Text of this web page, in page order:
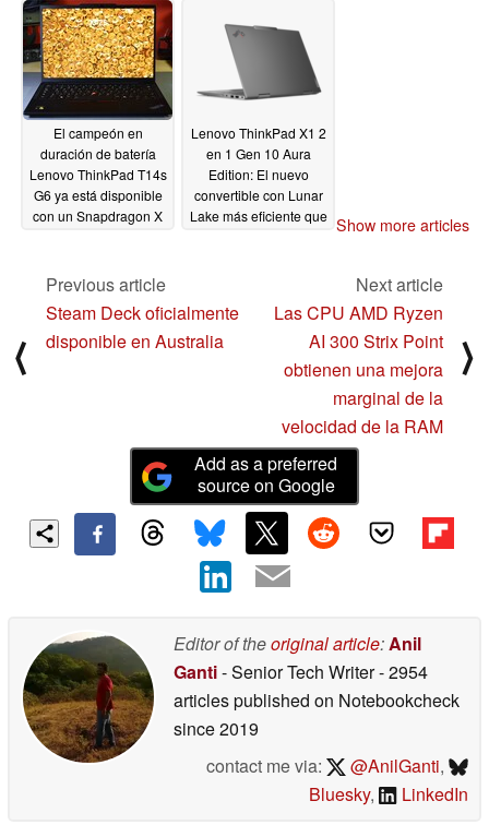
El campeón en
duración de batería
Lenovo ThinkPad T14s
G6 ya está disponible
con un Snapdragon X
Lenovo ThinkPad X1 2
en 1 Gen 10 Aura
Edition: El nuevo
convertible con Lunar
Lake más eficiente que Show more articles
⟨
Previous article
Steam Deck oficialmente
disponible en Australia
Next article
Las CPU AMD Ryzen
AI 300 Strix Point
obtienen una mejora
marginal de la
velocidad de la RAM
⟩
Add as a preferred
source on Google
Editor of theoriginal article: Anil
Ganti- Senior Tech Writer- 2954
articles published on Notebookcheck
since 2019
contact me via:
@AnilGanti,
Bluesky, LinkedIn